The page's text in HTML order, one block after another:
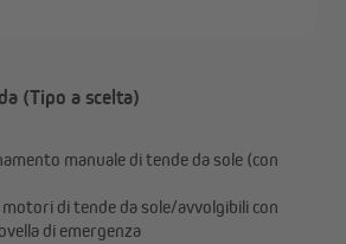
(Tipo a scelta)
manuale di tende da sole (con
di tende da sole/avvolgibili con
di emergenza